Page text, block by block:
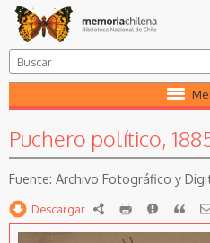
Puchero político,
Archivo Fotográfico y
Descargar RDF imprimirReportarCitar